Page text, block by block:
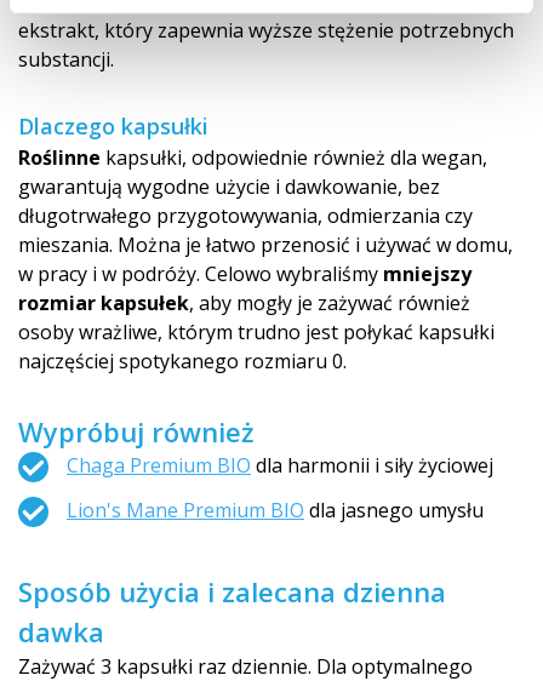
ekstrakt, który zapewnia wyższe stężenie potrzebnych
substancji.
Dlaczego kapsułki
Roślinne kapsułki, odpowiednie również dla wegan,
gwarantują wygodne użycie i dawkowanie, bez
długotrwałego przygotowywania, odmierzania czy
mieszania. Można je łatwo przenosić i używać w domu,
w pracy i w podróży. Celowo wybraliśmy mniejszy
rozmiar kapsułek, aby mogły je zażywać również
osoby wrażliwe, którym trudno jest połykać kapsułki
najczęściej spotykanego rozmiaru 0.
Wypróbuj również
Chaga Premium BIO dla harmonii i siły życiowej
Lion's Mane Premium BIO dla jasnego umysłu
Sposób użycia i zalecana dzienna
dawka
Zażywać 3 kapsułki raz dziennie. Dla optymalnego